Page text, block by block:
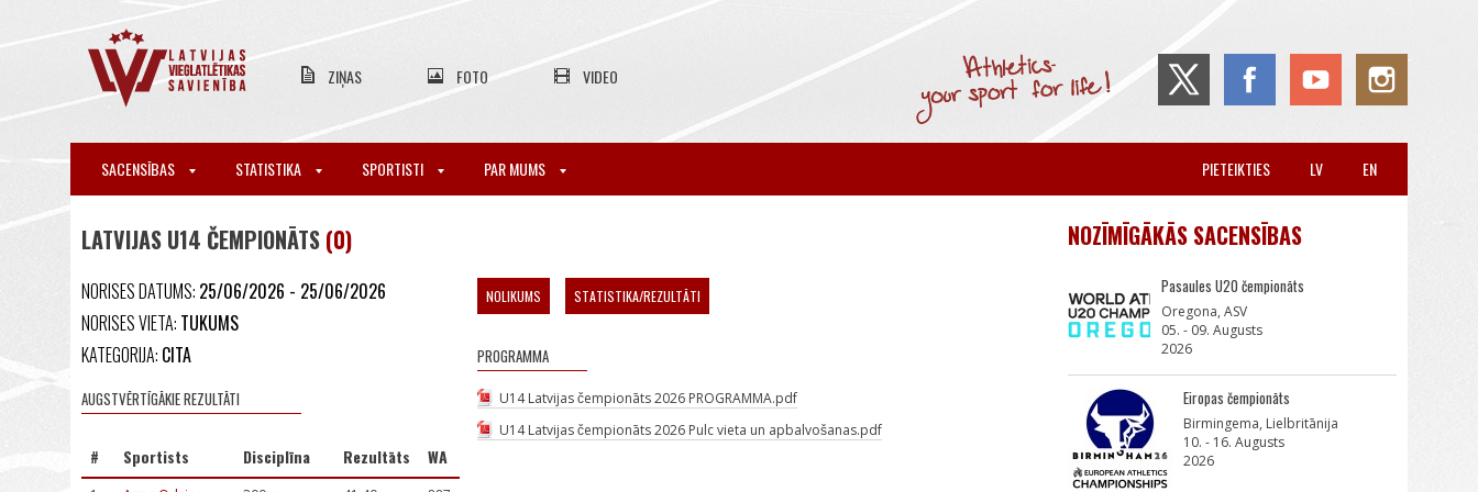
ZIŅAS FOTO VIDEO
SACENSĪBAS STATISTIKA SPORTISTI PAR MUMS EN
LV
PIETEIKTIES
LATVIJAS U14 ČEMPIONĀTS (0)
NORISES DATUMS: 25/06/2026 - 25/06/2026
NORISES VIETA: TUKUMS
KATEGORIJA: CITA
AUGSTVĒRTĪGĀKIE REZULTĀTI
# Sportists Disciplīna Rezultāts WA
NOLIKUMS STATISTIKA/REZULTĀTI
PROGRAMMA
U14 Latvijas čempionāts 2026 PROGRAMMA.pdf
U14 Latvijas čempionāts 2026 Pulc vieta un apbalvošanas.pdf
NOZĪMĪGĀKĀS SACENSĪBAS
Pasaules U20 čempionāts
Oregona, ASV
05. - 09. Augusts
2026
Eiropas čempionāts
Birmingema, Lielbritānija
10. - 16. Augusts
2026